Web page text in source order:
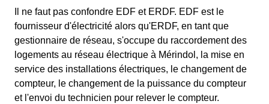
Il ne faut pas confondre EDF et ERDF. EDF est le
fournisseur d'électricité alors qu'ERDF, en tant que
gestionnaire de réseau, s'occupe du raccordement des
logements au réseau électrique à Mérindol, la mise en
service des installations électriques, le changement de
compteur, le changement de la puissance du compteur
et l'envoi du technicien pour relever le compteur.